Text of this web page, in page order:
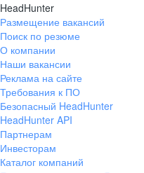
HeadHunter
Размещение вакансий
Поиск по резюме
О компании
Наши вакансии
Реклама на сайте
Требования к ПО
Безопасный HeadHunter
HeadHunter API
Партнерам
Инвесторам
Каталог компаний